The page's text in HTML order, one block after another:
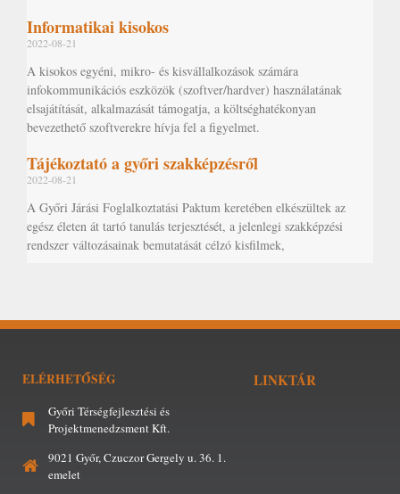
Informatikai kisokos
2022-08-21
A kisokos egyéni, mikro- és kisvállalkozások számára
infokommunikációs eszközök (szoftver/hardver) használatának
elsajátítását, alkalmazását támogatja, a költséghatékonyan
bevezethető szoftverekre hívja fel a figyelmet.
Tájékoztató a győri szakképzésről
2022-08-21
A Győri Járási Foglalkoztatási Paktum keretében elkészültek az
egész életen át tartó tanulás terjesztését, a jelenlegi szakképzési
rendszer változásainak bemutatását célzó kisfilmek,
ELÉRHETŐSÉG
Győri Térségfejlesztési és
Projektmenedzsment Kft.
9021 Győr, Czuczor Gergely u. 36. 1.
emelet
LINKTÁR